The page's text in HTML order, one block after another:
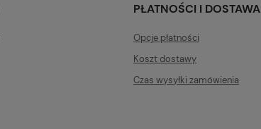
PŁATNOŚCI I DOSTAWA
Opcje płatności
Koszt dostawy
Czas wysyłki zamówienia